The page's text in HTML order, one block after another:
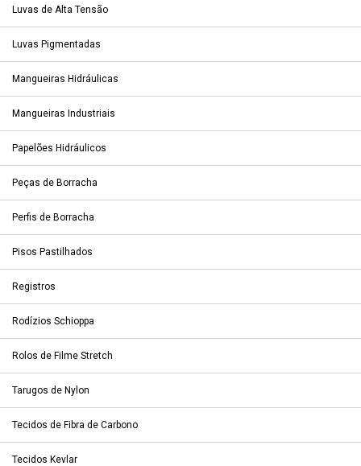
Luvas de Alta Tensão
Luvas Pigmentadas
Mangueiras Hidráulicas
Mangueiras Industriais
Papelões Hidráulicos
Peças de Borracha
Perfis de Borracha
Pisos Pastilhados
Registros
Rodízios Schioppa
Rolos de Filme Stretch
Tarugos de Nylon
Tecidos de Fibra de Carbono
Tecidos Kevlar